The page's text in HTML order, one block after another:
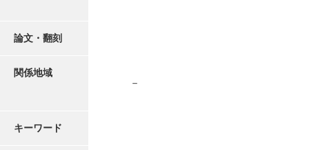
論文・翻刻
関係地域
－
キーワード